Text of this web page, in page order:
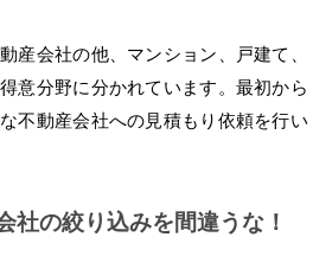
産会社の他、マンション、戸建て、
意分野に分かれています。最初から
不動産会社への見積もり依頼を行い
社の絞り込みを間違うな！